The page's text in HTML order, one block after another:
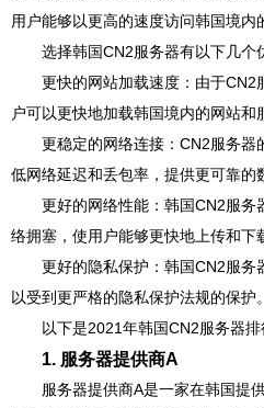
用户能够以更高的速度访问韩国境内
选择韩国CN2服务器有以下几个
更快的网站加载速度：由于CN2
户可以更快地加载韩国境内的网站和
更稳定的网络连接：CN2服务
低网络延迟和丢包率，提供更可靠的
更好的网络性能：韩国CN2服务
络拥塞，使用户能够更快地上传和下
更好的隐私保护：韩国CN2服
以受到更严格的隐私保护法规的保护。
以下是2021年韩国CN2服务器排
1. 服务器提供商A
服务器提供商A是一家在韩国提